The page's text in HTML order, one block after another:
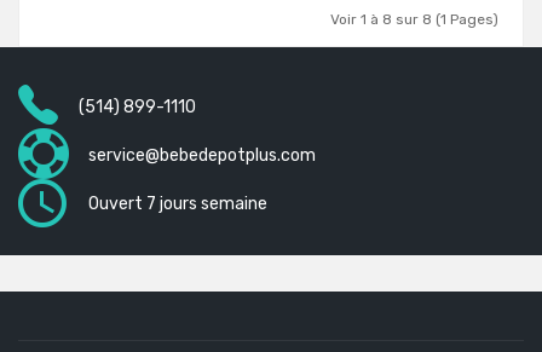
Voir 1 à 8 sur 8 (1 Pages)
(514) 899-1110
service@bebedepotplus.com
Ouvert 7 jours semaine